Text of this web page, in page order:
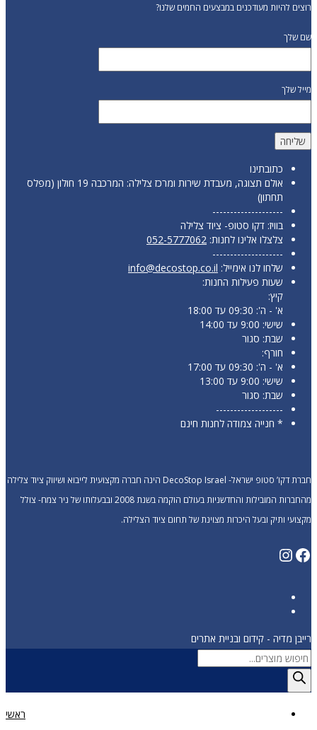
רוצים להיות מעודכנים במבצעים החמים שלנו?
שם שלך
מייל שלך
כתובתינו
אולם תצוגה, מעבדת שירות ומרכז צלילה: המרכבה 19 חולון (מפלס
תחתון)
--------------------
בוויז: דקו סטופ- ציוד צלילה
צלצלו אלינו לחנות: 052-5777062
--------------------
שלחו לנו אימייל: info@decostop.co.il
שעות פעילות החנות:
קיץ:
א' - ה': 09:30 עד 18:00
שישי: 9:00 עד 14:00
שבת: סגור
חורף:
א' - ה': 09:30 עד 17:00
שישי: 9:00 עד 13:00
שבת: סגור
-------------------
* חנייה צמודה לחנות חינם
חברת דקו’ סטופ ישראל- DecoStop Israel הינה חברה מקצועית לייבוא ושיווק ציוד צלילה
מהחברות המובילות והחדשניות בעולם הוקמה בשנת 2008 ובבעלותו של ניר צמח- צולל
מקצועי ותיק ובעל היכרות מצוינת של תחום ציוד הצלילה.
Facebook
Instagram
רייבן מדיה - קידום ובניית אתרים
Products
search
ראשי